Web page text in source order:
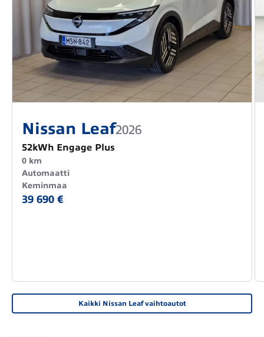
Nissan Leaf2026
52kWh Engage Plus
0 km
Automaatti
Keminmaa
39 690 €
Kaikki Nissan Leaf vaihtoautot